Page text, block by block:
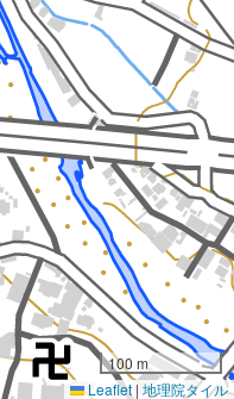
100 m
Leaflet | 地理院タイル